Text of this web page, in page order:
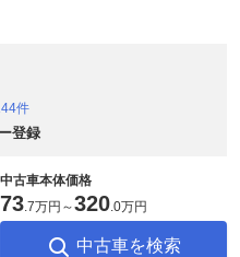
件
登録
中古車本体価格
73.7万円 ～320.0万円
中古車を検索